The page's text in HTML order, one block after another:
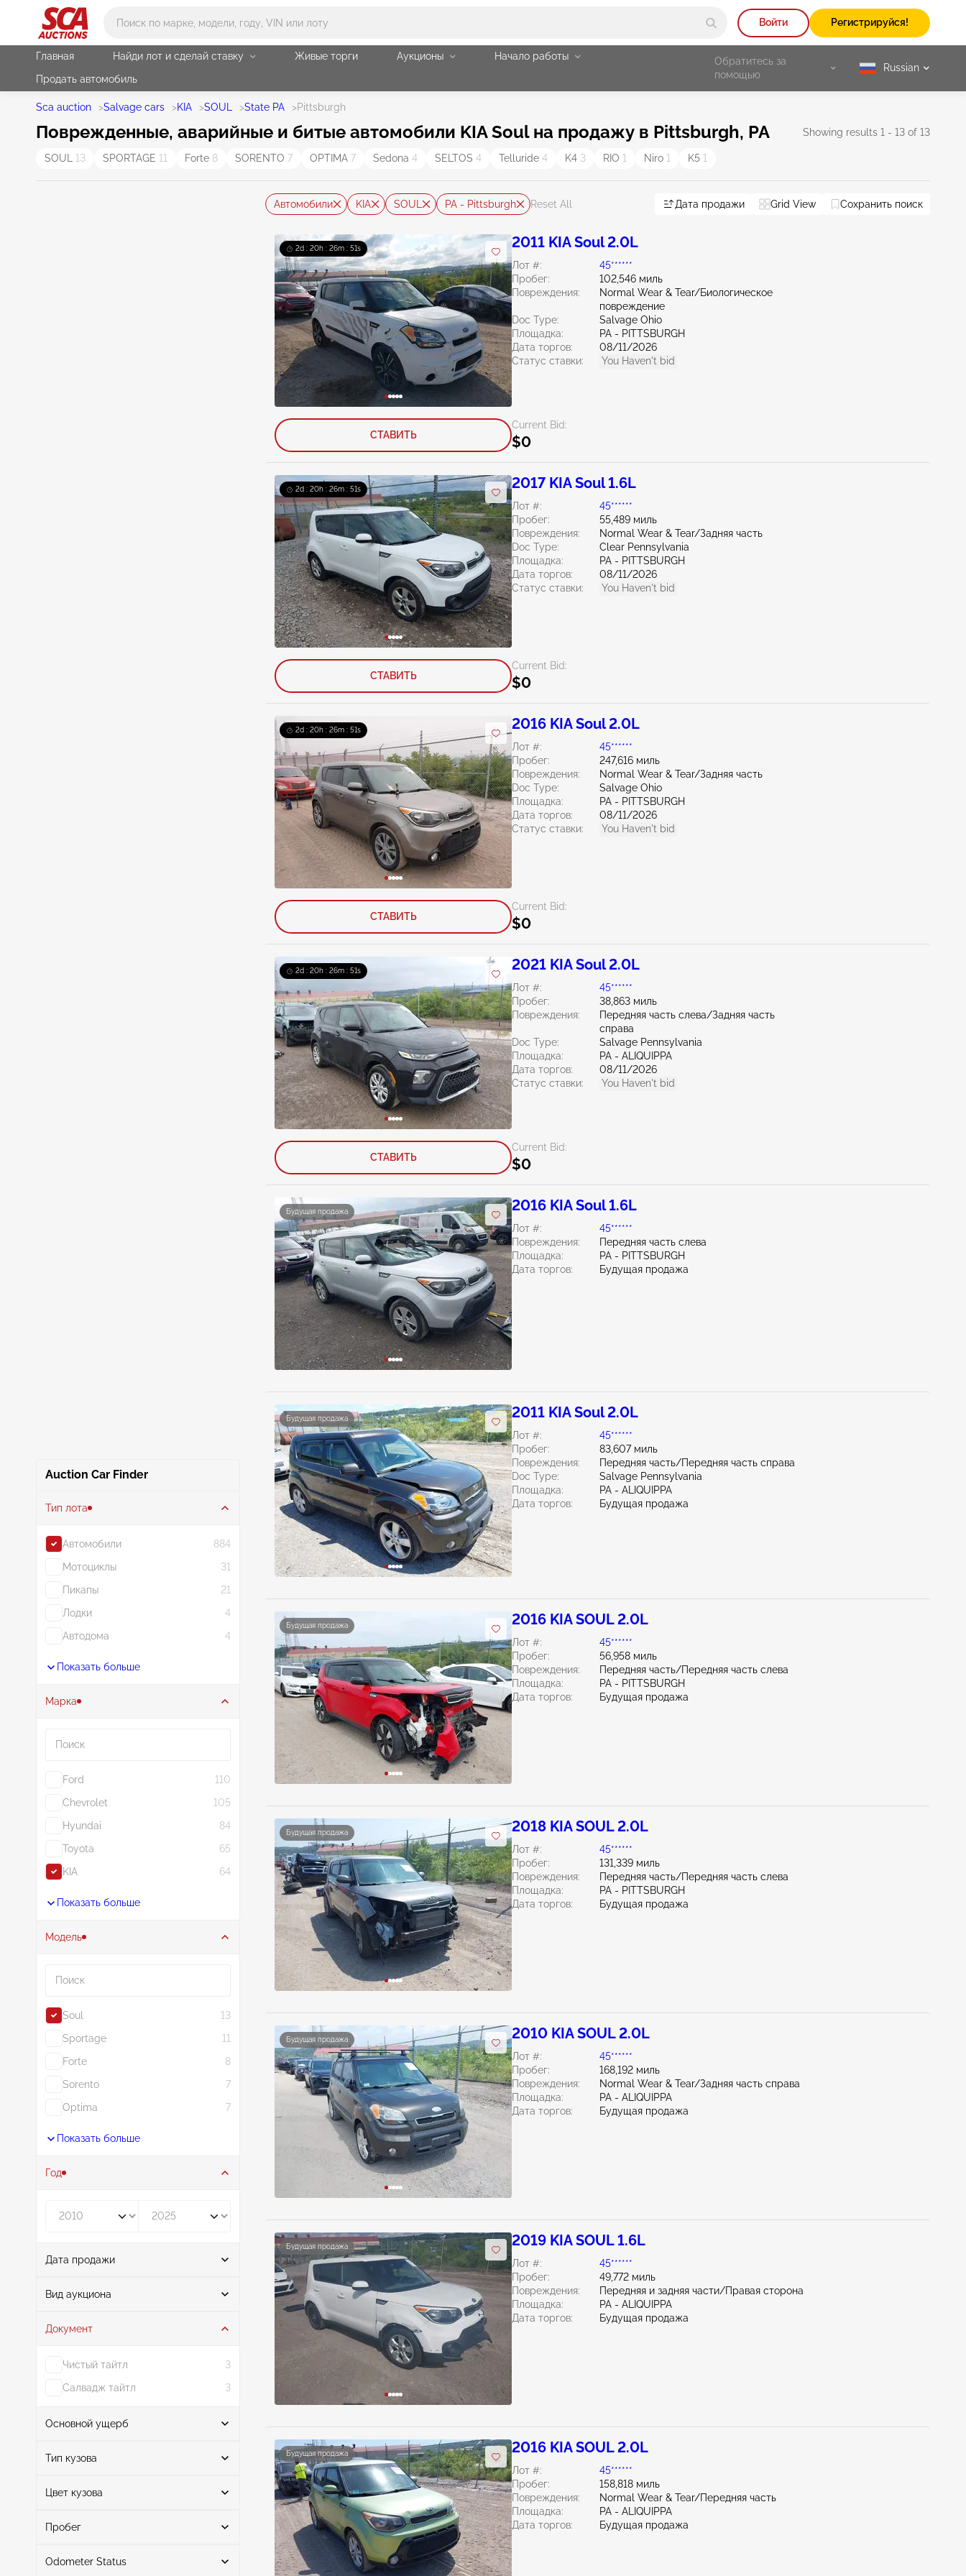
Войти Регистрируйся!
Главная Найди лот и сделай ставку Живые торги Аукционы
Начало работы
Продать автомобиль
Обратитесь за
помощью
selected
Russian
Sca auction >Salvage cars >KIA >SOUL >State PA >Pittsburgh
Поврежденные, аварийные и битые автомобили KIA Soul на продажу в Pittsburgh, PA Showing results 1 - 13 of 13
SOUL 13 SPORTAGE 11 Forte 8 SORENTO 7 OPTIMA 7 Sedona 4 SELTOS 4 Telluride 4 K4 3 RIO 1 Niro 1 K5 1
Auction Car Finder
Тип лота
Автомобили
884
Мотоциклы
31
Пикапы
21
Лодки
4
Автодома
4
Показать больше
Марка
Ford
110
Chevrolet
105
Hyundai
84
Toyota
65
KIA
64
Показать больше
Модель
Soul
13
Sportage
11
Forte
8
Sorento
7
Optima
7
Показать больше
Год
Дата продажи
От
Вид аукциона
Аукцион 13
Документ
Чистый тайтл
3
Салвадж тайтл
3
Основной ущерб
Normal Wear & Tear
Передняя часть
3
Тип кузова
Хэтчбек 13
Цвет кузова
Пробег
Odometer Status
Автомобили KIA SOUL PA - Pittsburgh Reset All Дата продажи Grid View Сохранить поиск
2d : 20h : 26m : 50s 2011 KIA Soul 2.0L
Лот #:
45******
Пробег:
102,546 миль
Повреждения:
Normal Wear & Tear/Биологическое
повреждение
Doc Type:
Salvage Ohio
Площадка:
PA - PITTSBURGH
Дата торгов:
08/11/2026
Статус ставки:
You Haven't bid
Current Bid:
$0
СТАВИТЬ
2d : 20h : 26m : 50s 2017 KIA Soul 1.6L
Лот #:
45******
Пробег:
55,489 миль
Повреждения:
Normal Wear & Tear/Задняя часть
Doc Type:
Clear Pennsylvania
Площадка:
PA - PITTSBURGH
Дата торгов:
08/11/2026
Статус ставки:
You Haven't bid
Current Bid:
$0
СТАВИТЬ
2d : 20h : 26m : 50s 2016 KIA Soul 2.0L
Лот #:
45******
Пробег:
247,616 миль
Повреждения:
Normal Wear & Tear/Задняя часть
Doc Type:
Salvage Ohio
Площадка:
PA - PITTSBURGH
Дата торгов:
08/11/2026
Статус ставки:
You Haven't bid
Current Bid:
$0
СТАВИТЬ
2d : 20h : 26m : 50s 2021 KIA Soul 2.0L
Лот #:
45******
Пробег:
38,863 миль
Повреждения:
Передняя часть слева/Задняя часть
справа
Doc Type:
Salvage Pennsylvania
Площадка:
PA - ALIQUIPPA
Дата торгов:
08/11/2026
Статус ставки:
You Haven't bid
Current Bid:
$0
СТАВИТЬ
Будущая продажа 2016 KIA Soul 1.6L
Лот #:
45******
Повреждения:
Передняя часть слева
Площадка:
PA - PITTSBURGH
Дата торгов:
Будущая продажа
Будущая продажа 2011 KIA Soul 2.0L
Лот #:
45******
Пробег:
83,607 миль
Повреждения:
Передняя часть/Передняя часть справа
Doc Type:
Salvage Pennsylvania
Площадка:
PA - ALIQUIPPA
Дата торгов:
Будущая продажа
Будущая продажа 2016 KIA SOUL 2.0L
Лот #:
45******
Пробег:
56,958 миль
Повреждения:
Передняя часть/Передняя часть слева
Площадка:
PA - PITTSBURGH
Дата торгов:
Будущая продажа
Будущая продажа 2018 KIA SOUL 2.0L
Лот #:
45******
Пробег:
131,339 миль
Повреждения:
Передняя часть/Передняя часть слева
Площадка:
PA - PITTSBURGH
Дата торгов:
Будущая продажа
Будущая продажа 2010 KIA SOUL 2.0L
Лот #:
45******
Пробег:
168,192 миль
Повреждения:
Normal Wear & Tear/Задняя часть справа
Площадка:
PA - ALIQUIPPA
Дата торгов:
Будущая продажа
Будущая продажа 2019 KIA SOUL 1.6L
Лот #:
45******
Пробег:
49,772 миль
Повреждения:
Передняя и задняя части/Правая сторона
Площадка:
PA - ALIQUIPPA
Дата торгов:
Будущая продажа
Будущая продажа 2016 KIA SOUL 2.0L
Лот #:
45******
Пробег:
158,818 миль
Повреждения:
Normal Wear & Tear/Передняя часть
Площадка:
PA - ALIQUIPPA
Дата торгов:
Будущая продажа